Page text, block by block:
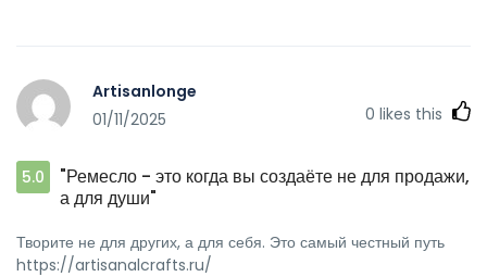
Artisanlonge
01/11/2025
0 likes this
5.0
"Ремесло - это когда вы создаёте не для продажи,
а для души"
Творите не для других, а для себя. Это самый честный путь
https://artisanalcrafts.ru/